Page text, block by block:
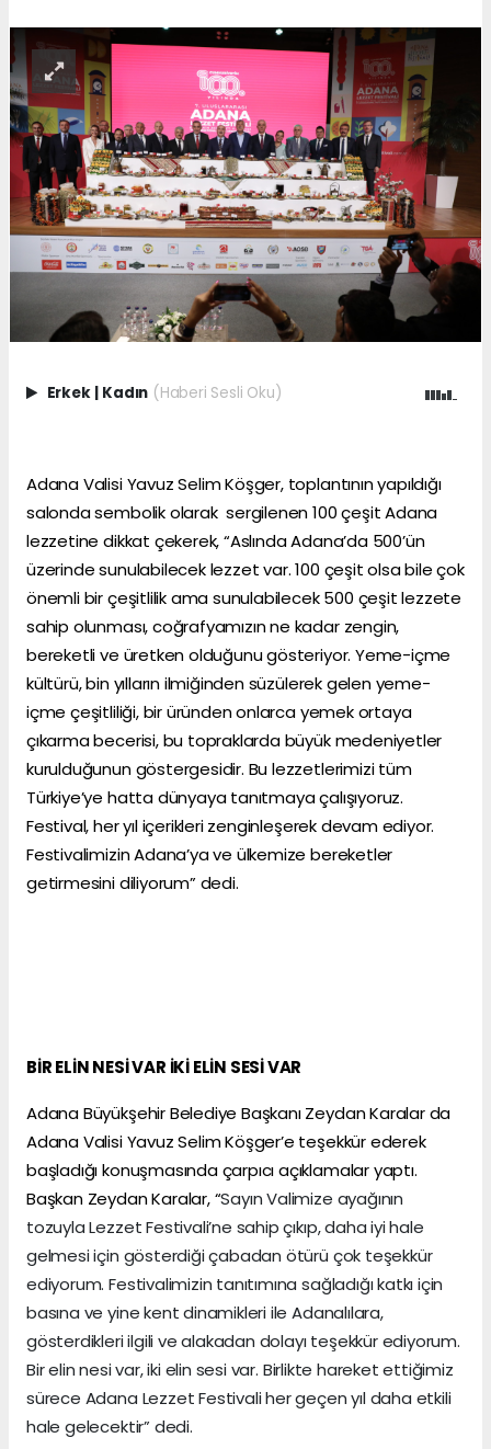
Erkek | Kadın (Haberi Sesli Oku)
Adana Valisi Yavuz Selim Köşger, toplantının yapıldığı
salonda sembolik olarak sergilenen 100 çeşit Adana
lezzetine dikkat çekerek, “Aslında Adana’da 500’ün
üzerinde sunulabilecek lezzet var. 100 çeşit olsa bile çok
önemli bir çeşitlilik ama sunulabilecek 500 çeşit lezzete
sahip olunması, coğrafyamızın ne kadar zengin,
bereketli ve üretken olduğunu gösteriyor. Yeme-içme
kültürü, bin yılların ilmiğinden süzülerek gelen yeme-
içme çeşitliliği, bir üründen onlarca yemek ortaya
çıkarma becerisi, bu topraklarda büyük medeniyetler
kurulduğunun göstergesidir. Bu lezzetlerimizi tüm
Türkiye’ye hatta dünyaya tanıtmaya çalışıyoruz.
Festival, her yıl içerikleri zenginleşerek devam ediyor.
Festivalimizin Adana’ya ve ülkemize bereketler
getirmesini diliyorum” dedi.
BİR ELİN NESİ VAR İKİ ELİN SESİ VAR
Adana Büyükşehir Belediye Başkanı Zeydan Karalar da
Adana Valisi Yavuz Selim Köşger’e teşekkür ederek
başladığı konuşmasında çarpıcı açıklamalar yaptı.
Başkan Zeydan Karalar, “Sayın Valimize ayağının
tozuyla Lezzet Festivali’ne sahip çıkıp, daha iyi hale
gelmesi için gösterdiği çabadan ötürü çok teşekkür
ediyorum. Festivalimizin tanıtımına sağladığı katkı için
basına ve yine kent dinamikleri ile Adanalılara,
gösterdikleri ilgili ve alakadan dolayı teşekkür ediyorum.
Bir elin nesi var, iki elin sesi var. Birlikte hareket ettiğimiz
sürece Adana Lezzet Festivali her geçen yıl daha etkili
hale gelecektir” dedi.